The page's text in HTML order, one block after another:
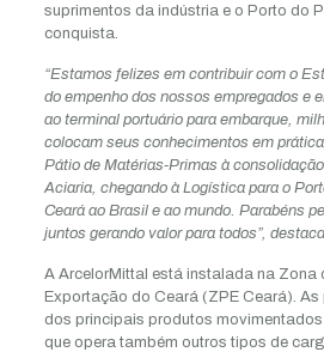
suprimentos da indústria e o Porto do
conquista.
“Estamos felizes em contribuir com o
do empenho dos nossos empregados e
ao terminal portuário para embarque,
colocam seus conhecimentos em
Pátio de Matérias-Primas à
Aciaria, chegando à Logística para o
Ceará ao Brasil e ao mundo. Parabéns
juntos gerando valor para todos”,
A ArcelorMittal está instalada na Zona
Exportação do Ceará (ZPE Ceará).
dos principais produtos
que opera também outros tipos de